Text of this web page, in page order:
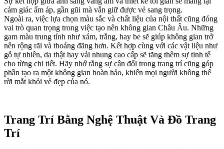
cảm giác ấm áp, gần gũi mà vẫn giữ được vẻ sang trọng.
Ngoài ra, việc lựa chọn màu sắc và chất liệu của nội thất cũng đóng
vai trò quan trọng trong việc tạo nên không gian Châu Âu. Những
gam màu trung tính như xám, trắng, hay be sẽ giúp không gian trở
nên rộng rãi và thoáng đãng hơn. Kết hợp cùng với các vật liệu như
gỗ tự nhiên, da thật hay vải nhung cao cấp sẽ tăng thêm sự tinh tế
cho từng chi tiết. Hãy nhớ rằng sự cân đối trong trang trí cũng góp
phần tạo ra một không gian hoàn hảo, khiến mọi người không thể
rời mắt khỏi vẻ đẹp của nó.
Trang Trí Bằng Nghệ Thuật Và Đồ Trang
Trí